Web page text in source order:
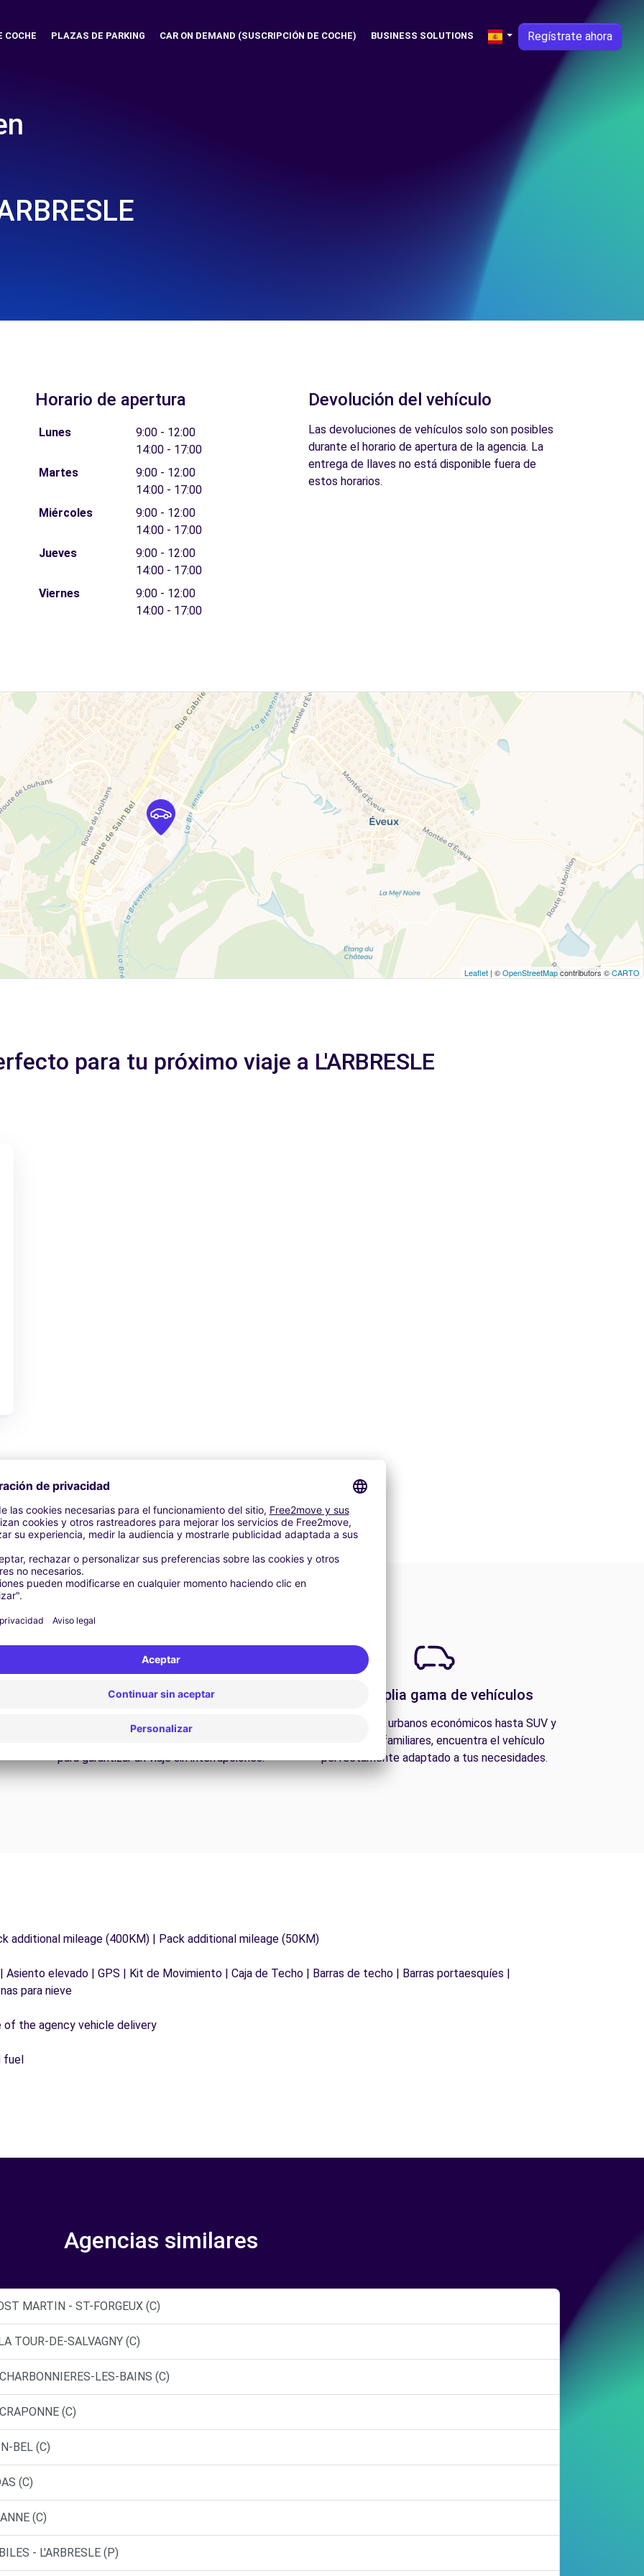
COCHE PLAZAS DE PARKING CAR ON DEMAND (SUSCRIPCIÓN DE COCHE) BUSINESS SOLUTIONS Regístrate ahora
Horario de apertura
Lunes
9:00 - 12:00
14:00 - 17:00
Martes
9:00 - 12:00
14:00 - 17:00
Miércoles
9:00 - 12:00
14:00 - 17:00
Jueves
9:00 - 12:00
14:00 - 17:00
Viernes
9:00 - 12:00
14:00 - 17:00
Devolución del vehículo
Las devoluciones de vehículos solo son posibles
durante el horario de apertura de la agencia. La
entrega de llaves no está disponible fuera de
estos horarios.
Leaflet | ©OpenStreetMapcontributors ©CARTO
para tu próximo viaje a L'ARBRESLE
Asistencia 24/7
¿Problemas en la carretera? Nuestro servicio de
para garantizar un viaje sin interrupciones.
Una amplia gama de vehículos
Desde coches urbanos económicos hasta SUV y
furgonetas familiares, encuentra el vehículo
perfectamente adaptado a tus necesidades.
additional mileage (400KM) | Pack additional mileage (50KM)
elevado | GPS | Kit de Movimiento | Caja de Techo | Barras de techo | Barras portaesquíes |
para nieve
the agency vehicle delivery
fuel
Agencias similares
MARTIN - ST-FORGEUX (C)
TOUR-DE-SALVAGNY (C)
LES-BAINS (C)
(C)
BEL (C)
(C)
(C)
- L'ARBRESLE (P)